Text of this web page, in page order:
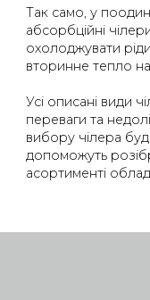
Так само, у
абсорбційні
охолоджувати
вторинне тепло
Усі описані види
переваги та
вибору чілера
допоможуть
асортименті